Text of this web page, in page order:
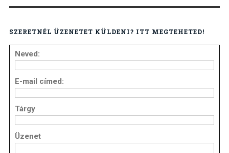
SZERETNÉL ÜZENETET KÜLDENI? ITT MEGTEHETED!
Neved:
E-mail címed:
Tárgy
Üzenet